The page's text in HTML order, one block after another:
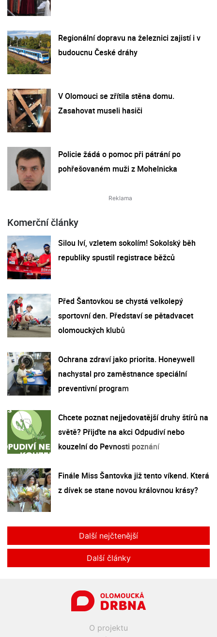
Regionální dopravu na železnici zajistí i v
budoucnu České dráhy
V Olomouci se zřítila stěna domu.
Zasahovat museli hasiči
Policie žádá o pomoc při pátrání po
pohřešovaném muži z Mohelnicka
Komerční články
Silou lví, vzletem sokolím! Sokolský běh
republiky spustil registrace běžců
Před Šantovkou se chystá velkolepý
sportovní den. Představí se pětadvacet
olomouckých klubů
Ochrana zdraví jako priorita. Honeywell
nachystal pro zaměstnance speciální
preventivní program
Chcete poznat nejjedovatější druhy štírů na
světě? Přijďte na akci Odpudiví nebo
kouzelní do Pevnosti poznání
Finále Miss Šantovka již tento víkend. Která
z dívek se stane novou královnou krásy?
Další nejčtenější
Další články
O projektu